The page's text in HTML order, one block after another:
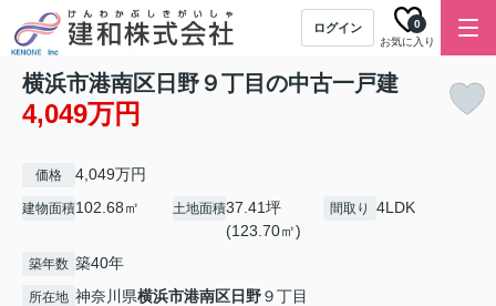
ログイン
お気に入り
0
横浜市港南区日野９丁目の中古一戸建
4,049万円
価格 4,049万円
建物面積102.68㎡ 土地面積37.41坪
(123.70㎡)
間取り 4LDK
築年数 築40年
所在地 神奈川県横浜市港南区日野９丁目